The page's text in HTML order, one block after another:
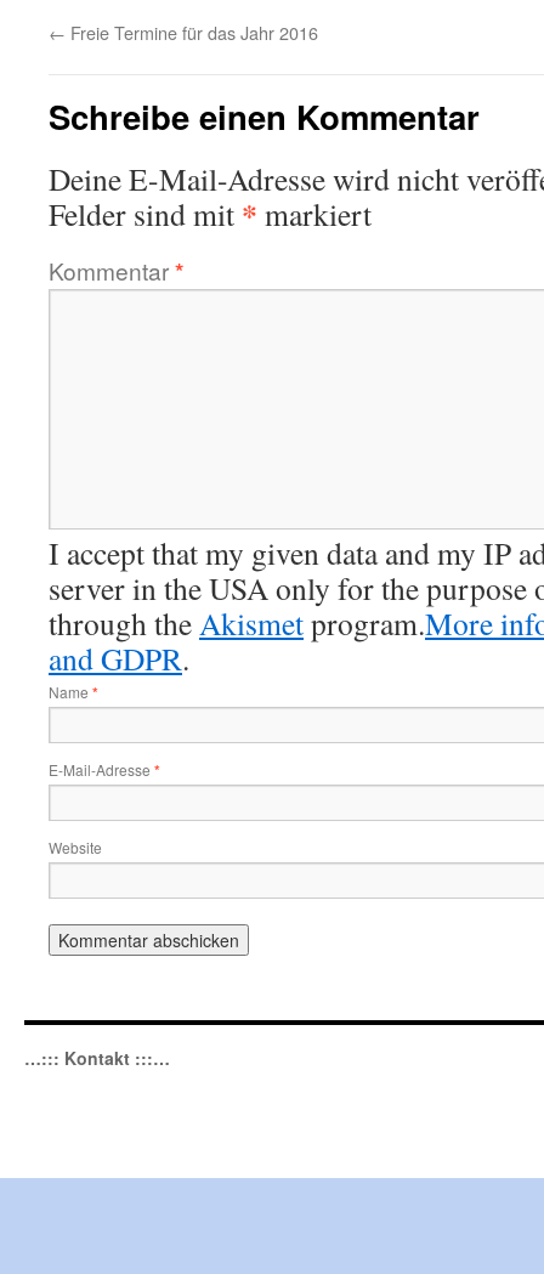
← Freie Termine für das Jahr 2016
Schreibe einen Kommentar
Deine E-Mail-Adresse wird nicht
Felder sind mit * markiert
Kommentar*
I accept that my given data and my IP
server in the USA only for the purpose
through theAkismetprogram.More
and GDPR.
Name *
E-Mail-Adresse *
Website
…::: Kontakt :::…